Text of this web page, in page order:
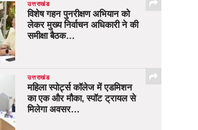
उत्तराखंड
विशेष गहन पुनरीक्षण अभियान को
लेकर मुख्य निर्वाचन अधिकारी ने की
समीक्षा बैठक…
उत्तराखंड
महिला स्पोर्ट्स कॉलेज में एडमिशन
का एक और मौका, स्पॉट ट्रायल से
मिलेगा अवसर…